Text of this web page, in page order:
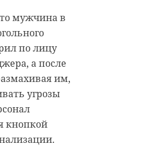
мужчина в
по лицу
а после
им,
угрозы
кнопкой
поучаствует в
Дня строителя в
поездки -
мест при
Детсад уже
Он
осуществляется
шоссе и
Для
уже